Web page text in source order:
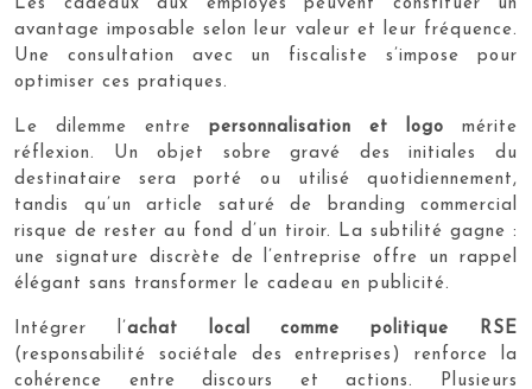
Les cadeaux aux employés peuvent constituer un
avantage imposable selon leur valeur et leur fréquence.
Une consultation avec un fiscaliste s’impose pour
optimiser ces pratiques.
Le dilemme entre personnalisation et logo mérite
réflexion. Un objet sobre gravé des initiales du
destinataire sera porté ou utilisé quotidiennement,
tandis qu’un article saturé de branding commercial
risque de rester au fond d’un tiroir. La subtilité gagne :
une signature discrète de l’entreprise offre un rappel
élégant sans transformer le cadeau en publicité.
Intégrer l’achat local comme politique RSE
(responsabilité sociétale des entreprises) renforce la
cohérence entre discours et actions. Plusieurs